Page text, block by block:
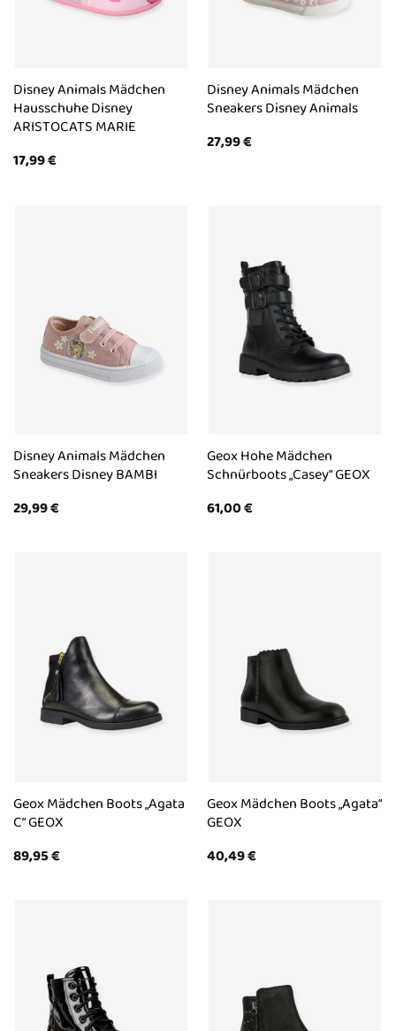
Disney Animals Mädchen
Hausschuhe Disney
ARISTOCATS MARIE
17,99€
Disney Animals Mädchen
Sneakers Disney Animals
27,99€
Disney Animals Mädchen
Sneakers Disney BAMBI
29,99€
Geox Hohe Mädchen
Schnürboots „Casey“ GEOX
61,00€
Geox Mädchen Boots „Agata
C“ GEOX
89,95€
Geox Mädchen Boots „Agata“
GEOX
40,49€